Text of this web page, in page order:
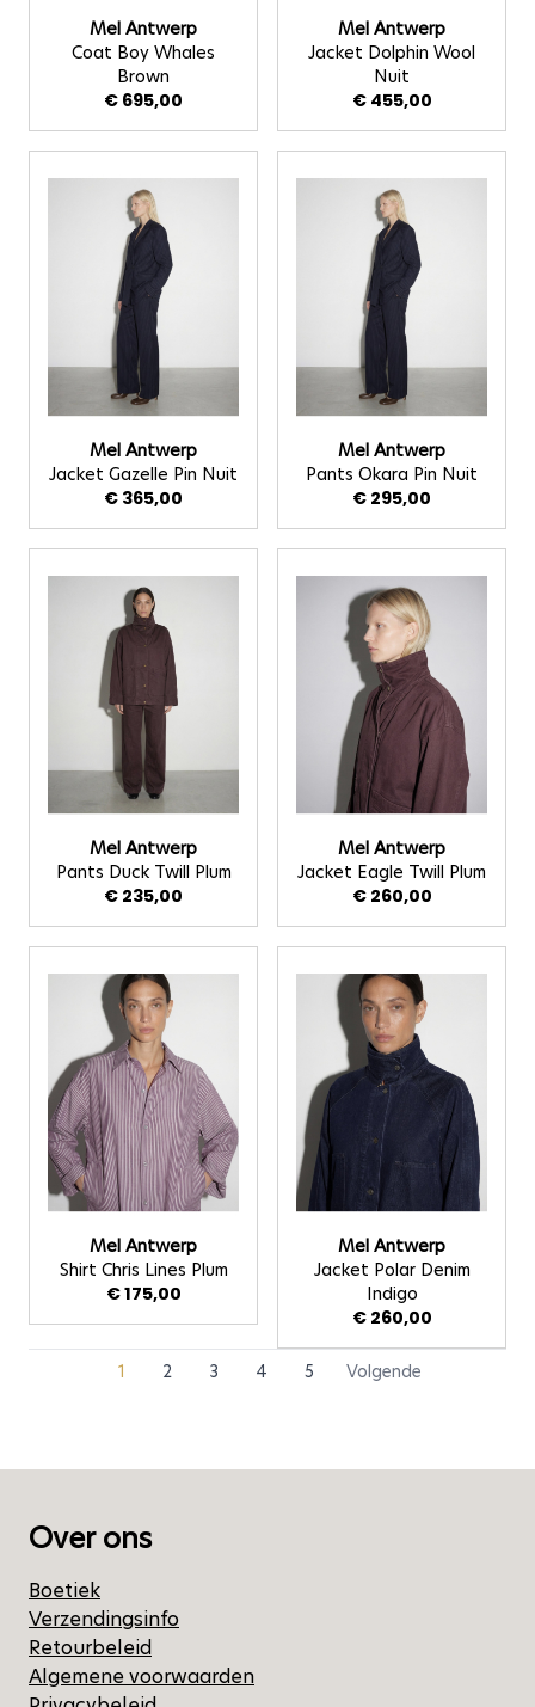
Mel Antwerp
Coat Boy Whales
Brown
€ 695,00
Mel Antwerp
Jacket Dolphin Wool
Nuit
€ 455,00
Mel Antwerp
Jacket Gazelle Pin Nuit
€ 365,00
Mel Antwerp
Pants Okara Pin Nuit
€ 295,00
Mel Antwerp
Pants Duck Twill Plum
€ 235,00
Mel Antwerp
Jacket Eagle Twill Plum
€ 260,00
Mel Antwerp
Shirt Chris Lines Plum
€ 175,00
Mel Antwerp
Jacket Polar Denim
Indigo
€ 260,00
U lees momenteel pagina
1 Pagina
2 Pagina
3 Pagina
4 Pagina
5 Volgende
Over ons
Boetiek
Verzendingsinfo
Retourbeleid
Algemene voorwaarden